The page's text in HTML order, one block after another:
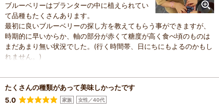
ブルーベリーはプランターの中に植えられてい
て品種もたくさんあります。
最初に良いブルーベリーの探し方を教えてもらう事ができますが、
時期的に早いからか、軸の部分が赤くて糖度が高く食べ頃のものは
まだあまり無い状況でした。(行く時間帯、日にちにもよるのかもし
れません。)
粒くらいしか食べる事ができませんでしたが、サイズの大きいもの
を探して食べるようにすると比較的たくさんのブルーベリーを食べ
る事ができて楽しかったです。
たくさんの種類があって美味しかったです
5.0
家族 女性／40代